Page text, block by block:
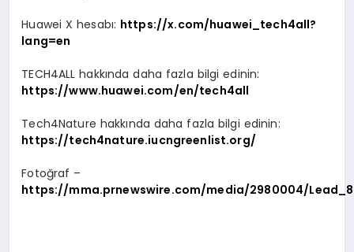
Huawei X hesabı: https://x.com/huawei_tech4all?
lang=en
TECH4ALL hakkında daha fazla bilgi edinin:
https://www.huawei.com/en/tech4all
Tech4Nature hakkında daha fazla bilgi edinin:
https://tech4nature.iucngreenlist.org/
Fotoğraf –
https://mma.prnewswire.com/media/2980004/